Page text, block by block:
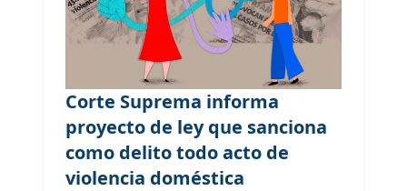
Corte Suprema informa
proyecto de ley que sanciona
como delito todo acto de
violencia doméstica